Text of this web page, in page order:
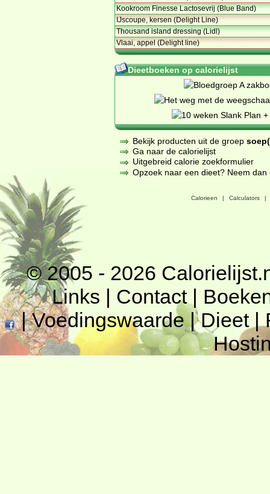
Kookroom Finesse Lactosevrij (Blue Band)
IJscoupe, kersen (Delight Line)
Thousand island dressing (Lidl)
Vlaai, appel (Delight line)
Dieetboeken op calorielijst
Bekijk producten uit de groep
Ga naar de calorielijst
Uitgebreid calorie zoekformulier
Opzoek naar een dieet? Neem
Calorieen | Calculators |
© 2005 - 2026
Links | Contact|
|Voedingswaarde|Dieet|